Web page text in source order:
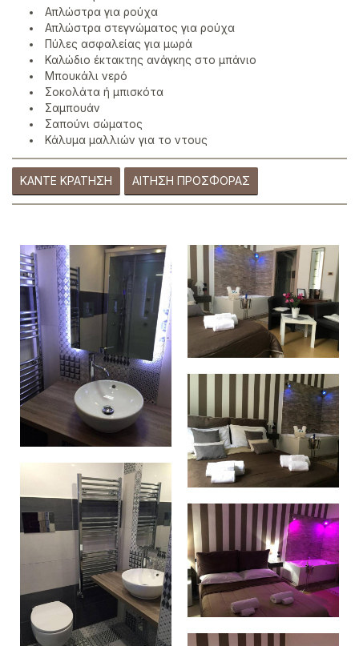
Απλώστρα για ρούχα
Απλώστρα στεγνώματος για ρούχα
Πύλες ασφαλείας για μωρά
Καλώδιο έκτακτης ανάγκης στο μπάνιο
Μπουκάλι νερό
Σοκολάτα ή μπισκότα
Σαμπουάν
Σαπούνι σώματος
Κάλυμα μαλλιών για το ντους
ΚΆΝΤΕ ΚΡΆΤΗΣΗ ΑΊΤΗΣΗ ΠΡΟΣΦΟΡΆΣ